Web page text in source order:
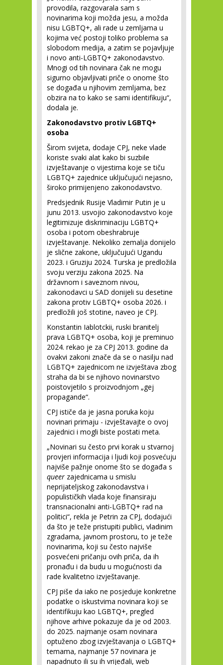
provodila, razgovarala sam s
novinarima koji možda jesu, a možda
nisu LGBTQ+, ali rade u zemljama u
kojima već postoji toliko problema sa
slobodom medija, a zatim se pojavljuje
i novo anti-LGBTQ+ zakonodavstvo.
Mnogi od tih novinara čak ne mogu
sigurno objavljivati priče o onome što
se događa u njihovim zemljama, bez
obzira na to kako se sami identifikuju“,
dodala je.
Zakonodavstvo protiv LGBTQ+
osoba
Širom svijeta, dodaje CPJ, neke vlade
koriste svaki alat kako bi suzbile
izvještavanje o vijestima koje se tiču
LGBTQ+ zajednice uključujući nejasno,
široko primijenjeno zakonodavstvo.
Predsjednik Rusije Vladimir Putin je u
junu 2013. usvojio zakonodavstvo koje
legitimizuje diskriminaciju LGBTQ+
osoba i potom obeshrabruje
izvještavanje. Nekoliko zemalja donijelo
je slične zakone, uključujući Ugandu
2023. i Gruziju 2024. Turska je predložila
svoju verziju zakona 2025. Na
državnom i saveznom nivou,
zakonodavci u SAD donijeli su desetine
zakona protiv LGBTQ+ osoba 2026. i
predložili još stotine, naveo je CPJ.
Konstantin Iablotckii, ruski branitelj
prava LGBTQ+ osoba, koji je preminuo
2024. rekao je za CPJ 2013. godine da
ovakvi zakoni znače da se o nasilju nad
LGBTQ+ zajednicom ne izvještava zbog
straha da bi se njihovo novinarstvo
poistovjetilo s proizvodnjom „gej
propagande“.
CPJ ističe da je jasna poruka koju
novinari primaju - izvještavajte o ovoj
zajednici i mogli biste postati meta.
„Novinari su često prvi korak u stvarnoj
provjeri informacija i ljudi koji posvećuju
najviše pažnje onome što se događa s
queer zajednicama u smislu
neprijateljskog zakonodavstva i
populističkih vlada koje finansiraju
transnacionalni anti-LGBTQ+ rad na
politici“, rekla je Petrin za CPJ, dodajući
da što je teže pristupiti publici, vladinim
zgradama, javnom prostoru, to je teže
novinarima, koji su često najviše
posvećeni pričanju ovih priča, da ih
pronađu i da budu u mogućnosti da
rade kvalitetno izvještavanje.
CPJ piše da iako ne posjeduje konkretne
podatke o iskustvima novinara koji se
identifikuju kao LGBTQ+, pregled
njihove arhive pokazuje da je od 2003.
do 2025. najmanje osam novinara
optuženo zbog izvještavanja o LGBTQ+
temama, najmanje 57 novinara je
napadnuto ili su ih vrijeđali, web